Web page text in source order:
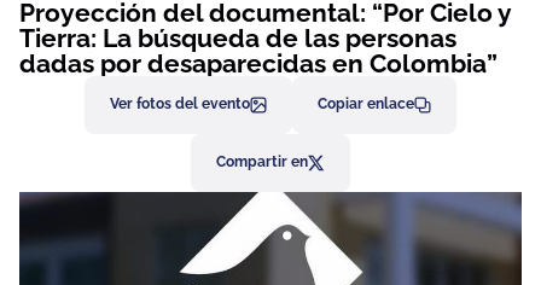
Proyección del documental: “Por Cielo y
Tierra: La búsqueda de las personas
dadas por desaparecidas en Colombia”
Ver fotos del evento Copiar enlace
Compartir en